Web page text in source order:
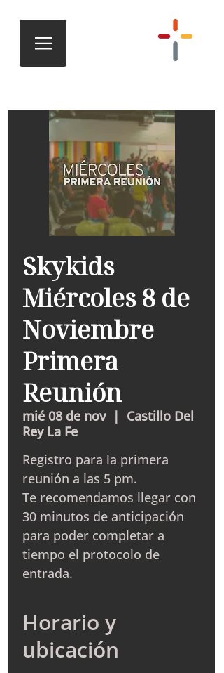
Skykids
Miércoles 8 de
Noviembre
Primera
Reunión
mié 08 de nov
  |
Castillo Del
Rey La Fe
Registro para la primera
reunión a las 5 pm.
Te recomendamos llegar con
30 minutos de anticipación
para poder completar a
tiempo el protocolo de
entrada.
Horario y
ubicación